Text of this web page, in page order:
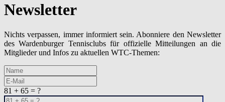
Newsletter
Nichts verpassen, immer informiert sein. Abonniere den Newsletter
des Wardenburger Tennisclubs für offizielle Mitteilungen an die
Mitglieder und Infos zu aktuellen WTC-Themen:
81 + 65 = ?